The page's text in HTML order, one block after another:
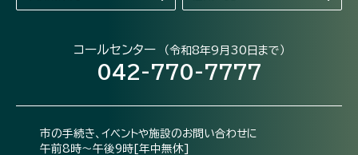
コールセンター （令和8年9月30日まで）
042-770-7777
市の手続き、イベントや施設のお問い合わせに
午前8時～午後9時[年中無休]